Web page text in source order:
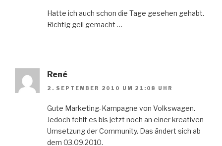
Hatte ich auch schon die Tage gesehen gehabt.
Richtig geil gemacht …
René
2. SEPTEMBER 2010 UM 21:08 UHR
Gute Marketing-Kampagne von Volkswagen.
Jedoch fehlt es bis jetzt noch an einer kreativen
Umsetzung der Community. Das ändert sich ab
dem 03.09.2010.